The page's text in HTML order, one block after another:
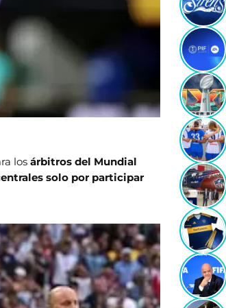
losárbitros del Mundial
solo por participar